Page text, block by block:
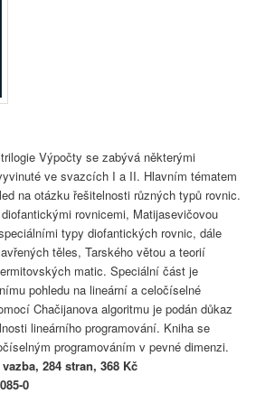
Výpočty se zabývá některými
ve svazcích I a II. Hlavním tématem
na otázku řešitelnosti různých typů rovnic.
rovnicemi, Matijasevičovou
typy diofantických rovnic, dále
těles, Tarského větou a teorií
matic. Speciální část je
pohledu na lineární a celočíselné
Chačijanova algoritmu je podán důkaz
lineárního programování. Kniha se
programováním v pevné dimenzi.
284 stran, 368 Kč
0